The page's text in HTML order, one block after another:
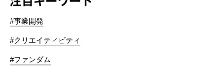
#事業開発
#クリエイティビティ
#ファンダム